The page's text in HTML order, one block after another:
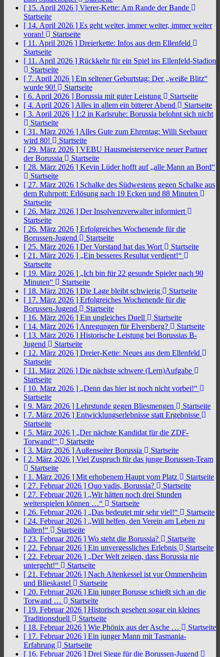
[ 15. April 2026 ] Vierer-Kette: Am Rande der Bande
Startseite
[ 14. April 2026 ] Es geht weiter, immer weiter, immer weiter
voran!
Startseite
[ 11. April 2026 ] Dreierkette: Infos aus dem Ellenfeld
Startseite
[ 11. April 2026 ] Rückkehr für ein Spiel ins Ellenfeld-Stadion
Startseite
[ 7. April 2026 ] Ein seltener Geburtstag: Der „weiße Blitz“
wurde 90!
Startseite
[ 6. April 2026 ] Borussia mit guter Leistung
Startseite
[ 4. April 2026 ] Alles in allem ein bitterer Abend
Startseite
[ 3. April 2026 ] 1:2 in Karlsruhe: Borussia belohnt sich nicht
Startseite
[ 31. März 2026 ] Alles Gute zum Ehrentag: Willi Seebauer
wird 80!
Startseite
[ 29. März 2026 ] VEBU Hausmeisterservice neuer Partner
der Borussia
Startseite
[ 28. März 2026 ] Kevin Lüder hofft auf „alle Mann an Bord“
Startseite
[ 27. März 2026 ] Schalke des Südwestens gegen Schalke aus
dem Ruhrpott: Erlösung nach 19 Ecken und 88 Minuten
Startseite
[ 26. März 2026 ] Der Insolvenzverwalter informiert
Startseite
[ 26. März 2026 ] Erfolgreiches Wochenende für die
Borussen-Jugend
Startseite
[ 25. März 2026 ] Der Vorstand hat das Wort
Startseite
[ 21. März 2026 ] „Ein besseres Resultat verdient!“
Startseite
[ 19. März 2026 ] „Ich bin für 22 gesunde Spieler nach 90
Minuten“
Startseite
[ 18. März 2026 ] Die Lage bleibt schwierig
Startseite
[ 17. März 2026 ] Erfolgreiches Wochenende für die
Borussen-Jugend
Startseite
[ 16. März 2026 ] Ein ungleiches Duell
Startseite
[ 14. März 2026 ] Anregungen für Elversberg?
Startseite
[ 13. März 2026 ] Historische Leistung bei Borussias B-
Jugend
Startseite
[ 12. März 2026 ] Dreier-Kette: Neues aus dem Ellenfeld
Startseite
[ 11. März 2026 ] Die nächste schwere (Lern)Aufgabe
Startseite
[ 10. März 2026 ] „Denn das hier ist noch nicht vorbei!“
Startseite
[ 9. März 2026 ] Lehrstunde gegen Bliesmengen
Startseite
[ 7. März 2026 ] Entwicklungserlebnisse statt Ergebnisse
Startseite
[ 5. März 2026 ] „Der nächste Kandidat für die ZDF-
Torwand!“
Startseite
[ 3. März 2026 ] Außenseiter Borussia
Startseite
[ 2. März 2026 ] Viel Zuspruch für das junge Borussen-Team
Startseite
[ 1. März 2026 ] Mit erhobenem Haupt vom Platz
Startseite
[ 27. Februar 2026 ] Quo vadis, Borussia?
Startseite
[ 27. Februar 2026 ] „Wir hätten noch drei Stunden
weiterspielen können …“
Startseite
[ 26. Februar 2026 ] „Das bedeutet mir sehr viel!“
Startseite
[ 24. Februar 2026 ] „Will helfen, den Verein am Leben zu
halten!“
Startseite
[ 23. Februar 2026 ] Wo steht die Borussia?
Startseite
[ 22. Februar 2026 ] Ein unvergessliches Erlebnis
Startseite
[ 22. Februar 2026 ] „Der Welt zeigen, dass Borussia nie
untergeht!“
Startseite
[ 21. Februar 2026 ] Nach Altenkessel ist vor Ommersheim
und Blieskastel
Startseite
[ 20. Februar 2026 ] Ein junger Borusse schießt sich an die
Torwand …
Startseite
[ 19. Februar 2026 ] Historisch gesehen sogar ein kleines
Traditionsduell
Startseite
[ 18. Februar 2026 ] Wie Phönix aus der Asche …
Startseite
[ 17. Februar 2026 ] Ein junger Mann mit Tasmania-
Erfahrung
Startseite
[ 16. Februar 2026 ] Drei Siege für die Borussen-Jugend